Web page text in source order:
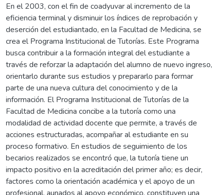
En el 2003, con el fin de coadyuvar al incremento de la
eficiencia terminal y disminuir los índices de reprobación y
deserción del estudiantado, en la Facultad de Medicina, se
crea el Programa Institucional de Tutorías. Este Programa
busca contribuir a la formación integral del estudiante a
través de reforzar la adaptación del alumno de nuevo ingreso,
orientarlo durante sus estudios y prepararlo para formar
parte de una nueva cultura del conocimiento y de la
información. El Programa Institucional de Tutorías de la
Facultad de Medicina concibe a la tutoría como una
modalidad de actividad docente que permite, a través de
acciones estructuradas, acompañar al estudiante en su
proceso formativo. En estudios de seguimiento de los
becarios realizados se encontró que, la tutoría tiene un
impacto positivo en la acreditación del primer año; es decir,
factores como la orientación académica y el apoyo de un